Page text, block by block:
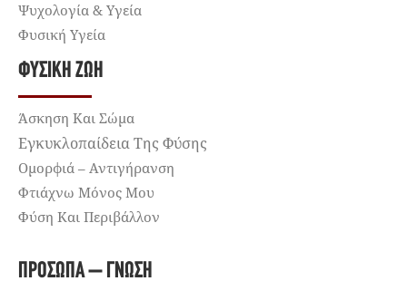
Ψυχολογία & Υγεία
Φυσική Υγεία
ΦΥΣΙΚΉ ΖΩΉ
Άσκηση Και Σώμα
Εγκυκλοπαίδεια Της Φύσης
Ομορφιά – Αντιγήρανση
Φτιάχνω Μόνος Μου
Φύση Και Περιβάλλον
ΠΡΌΣΩΠΑ – ΓΝΏΣΗ